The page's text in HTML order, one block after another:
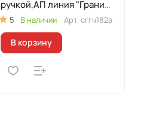
ручкой,АП линия "Гранит"
(черный)
5 В наличии Арт.сггч182а
В корзину